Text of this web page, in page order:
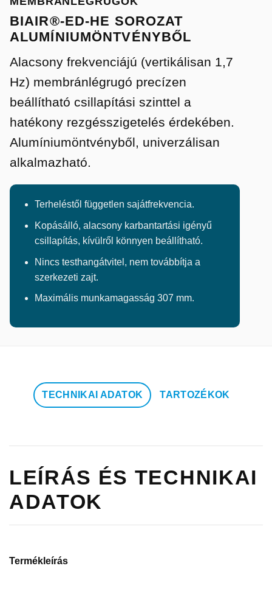
BIAIR®-ED-HE SOROZAT
ALUMÍNIUMÖNTVÉNYBŐL
Alacsony frekvenciájú (vertikálisan 1,7
Hz) membránlégrugó precízen
beállítható csillapítási szinttel a
hatékony rezgésszigetelés érdekében.
Alumíniumöntvényből, univerzálisan
alkalmazható.
Terheléstől független sajátfrekvencia.
Kopásálló, alacsony karbantartási igényű
csillapítás, kívülről könnyen beállítható.
Nincs testhangátvitel, nem továbbítja a
szerkezeti zajt.
Maximális munkamagasság 307 mm.
TECHNIKAI ADATOK TARTOZÉKOK
LEÍRÁS ÉS TECHNIKAI
ADATOK
Termékleírás